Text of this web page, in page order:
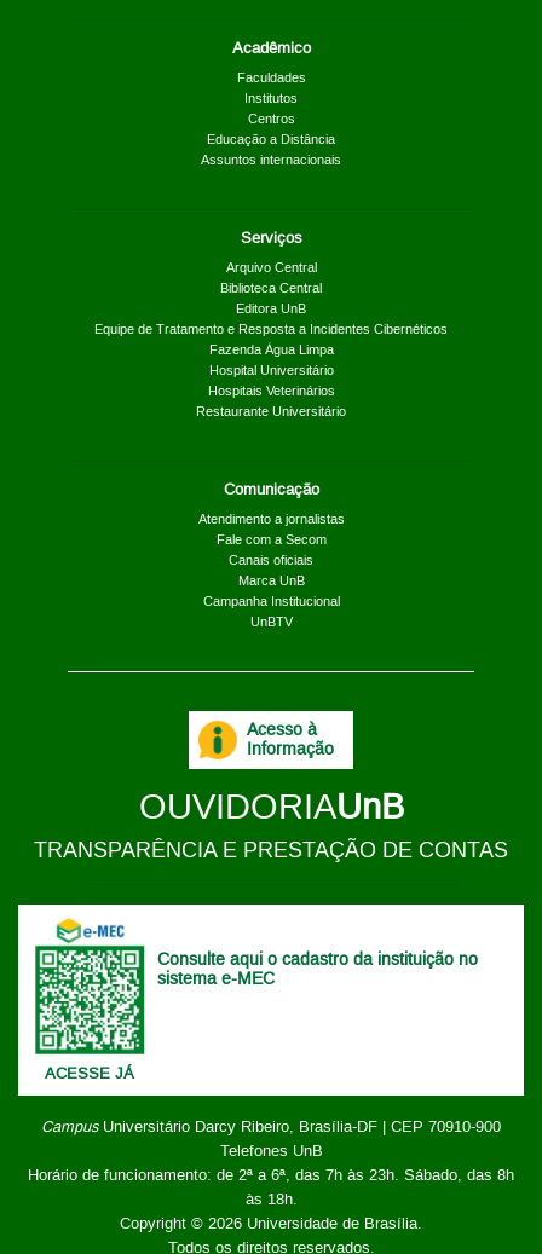
Acadêmico
Faculdades
Institutos
Centros
Educação a Distância
Assuntos internacionais
Serviços
Arquivo Central
Biblioteca Central
Editora UnB
Equipe de Tratamento e Resposta a Incidentes Cibernéticos
Fazenda Água Limpa
Hospital Universitário
Hospitais Veterinários
Restaurante Universitário
Comunicação
Atendimento a jornalistas
Fale com a Secom
Canais oficiais
Marca UnB
Campanha Institucional
UnBTV
ACESSE JÁ
Consulte aqui o cadastro da instituição no
sistema e-MEC
CampusUniversitário Darcy Ribeiro, Brasília-DF | CEP 70910-900
Telefones UnB
Horário de funcionamento: de 2ª a 6ª, das 7h às 23h. Sábado, das 8h
às 18h.
Copyright © 2026 Universidade de Brasília.
Todos os direitos reservados.
Acesso à
Informação
OUVIDORIAUnB
TRANSPARÊNCIA E PRESTAÇÃO DE CONTAS